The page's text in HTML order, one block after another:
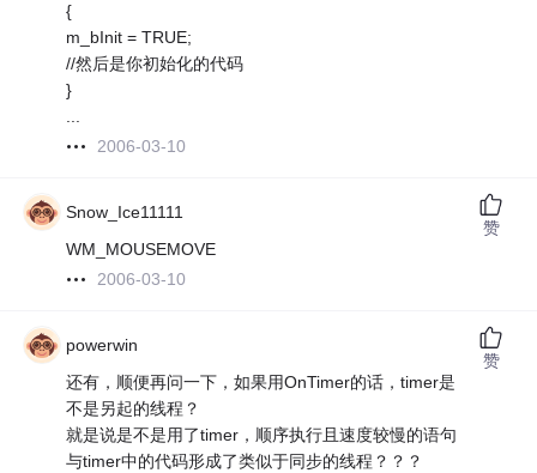
{
m_bInit = TRUE;
//然后是你初始化的代码
}
...
2006-03-10
Snow_Ice11111
WM_MOUSEMOVE
2006-03-10
赞
powerwin
还有，顺便再问一下，如果用OnTimer的话，timer是
不是另起的线程？
就是说是不是用了timer，顺序执行且速度较慢的语句
与timer中的代码形成了类似于同步的线程？？？
赞